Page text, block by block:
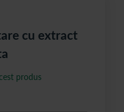
cu extract
produs